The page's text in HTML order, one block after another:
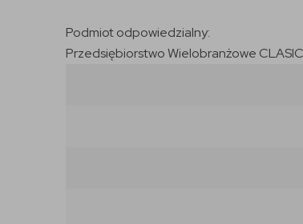
Podmiot odpowiedzialny:
Przedsiębiorstwo Wielobranżowe